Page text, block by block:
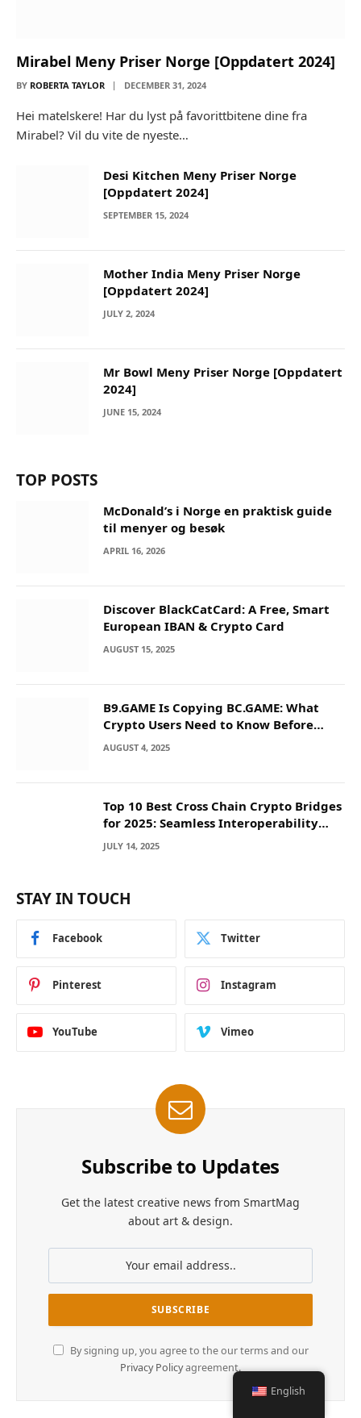
Mirabel Meny Priser Norge [Oppdatert 2024]
BY ROBERTA TAYLOR DECEMBER 31, 2024
Hei matelskere! Har du lyst på favorittbitene dine fra
Mirabel? Vil du vite de nyeste…
Desi Kitchen Meny Priser Norge
[Oppdatert 2024]
SEPTEMBER 15, 2024
Mother India Meny Priser Norge
[Oppdatert 2024]
JULY 2, 2024
Mr Bowl Meny Priser Norge [Oppdatert
2024]
JUNE 15, 2024
TOP POSTS
McDonald’s i Norge en praktisk guide
til menyer og besøk
APRIL 16, 2026
Discover BlackCatCard: A Free, Smart
European IBAN & Crypto Card
AUGUST 15, 2025
B9.GAME Is Copying BC.GAME: What
Crypto Users Need to Know Before
They Deposit
AUGUST 4, 2025
Top 10 Best Cross Chain Crypto Bridges
for 2025: Seamless Interoperability
Across Blockchain Networks
JULY 14, 2025
STAY IN TOUCH
Facebook Twitter
Pinterest Instagram
YouTube Vimeo
Subscribe to Updates
Get the latest creative news from SmartMag
about art & design.
By signing up, you agree to the our terms and our
Privacy Policyagreement.
English